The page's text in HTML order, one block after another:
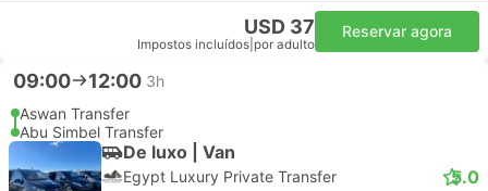
USD 37
Impostos incluídos por adulto
Reservar agora
09:00 12:00 3h
Aswan Transfer
Abu Simbel Transfer
De luxo | Van
Egypt Luxury Private Transfer 5.0